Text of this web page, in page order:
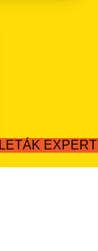
LETÁK EXPERT